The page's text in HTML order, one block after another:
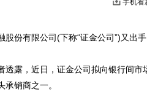
手机看
份有限公司(下称“证金公司”)又出
露，近日，证金公司拟向银行间市
销商之一。